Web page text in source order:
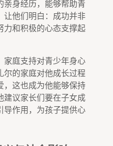
亲身经历，能够帮助青
让他们明白：成功并非
力和积极的心态支撑起
家庭支持对青少年身心
尔的家庭对他成长过程
，这也成为他能够保持
建议家长们要在子女成
导作用，为孩子提供心